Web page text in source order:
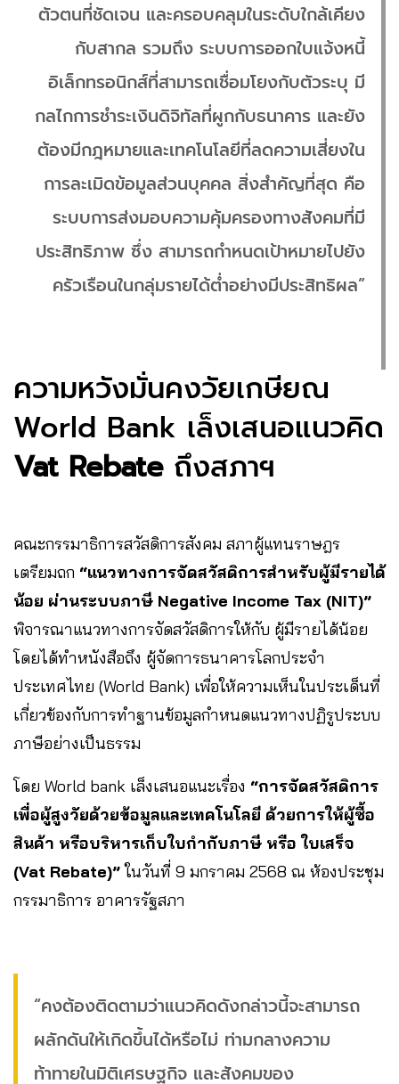
ตัวตนที่ชัดเจน และครอบคลุมในระดับใกล้เคียง
กับสากล รวมถึง ระบบการออกใบแจ้งหนี้
อิเล็กทรอนิกส์ที่สามารถเชื่อมโยงกับตัวระบุ มี
กลไกการชำระเงินดิจิทัลที่ผูกกับธนาคาร และยัง
ต้องมีกฎหมายและเทคโนโลยีที่ลดความเสี่ยงใน
การละเมิดข้อมูลส่วนบุคคล สิ่งสำคัญที่สุด คือ
ระบบการส่งมอบความคุ้มครองทางสังคมที่มี
ประสิทธิภาพ ซึ่ง สามารถกำหนดเป้าหมายไปยัง
ครัวเรือนในกลุ่มรายได้ต่ำอย่างมีประสิทธิผล”
ความหวังมั่นคงวัยเกษียณ
World Bank เล็งเสนอแนวคิด
Vat Rebateถึงสภาฯ
คณะกรรมาธิการสวัสดิการสังคม สภาผู้แทนราษฎร
เตรียมถก “แนวทางการจัดสวัสดิการสำหรับผู้มีรายได้
น้อย ผ่านระบบภาษี Negative Income Tax (NIT)”
พิจารณาแนวทางการจัดสวัสดิการให้กับ ผู้มีรายได้น้อย
โดยได้ทำหนังสือถึง ผู้จัดการธนาคารโลกประจำ
ประเทศไทย (World Bank) เพื่อให้ความเห็นในประเด็นที่
เกี่ยวข้องกับการทำฐานข้อมูลกำหนดแนวทางปฏิรูประบบ
ภาษีอย่างเป็นธรรม
โดย World bank เล็งเสนอแนะเรื่อง “การจัดสวัสดิการ
เพื่อผู้สูงวัยด้วยข้อมูลและเทคโนโลยี ด้วยการให้ผู้ซื้อ
สินค้า หรือบริหารเก็บใบกำกับภาษี หรือ ใบเสร็จ
(Vat Rebate)”ในวันที่ 9 มกราคม 2568 ณ ห้องประชุม
กรรมาธิการ อาคารรัฐสภา
“คงต้องติดตามว่าแนวคิดดังกล่าวนี้จะสามารถ
ผลักดันให้เกิดขึ้นได้หรือไม่ ท่ามกลางความ
ท้าทายในมิติเศรษฐกิจ และสังคมของ